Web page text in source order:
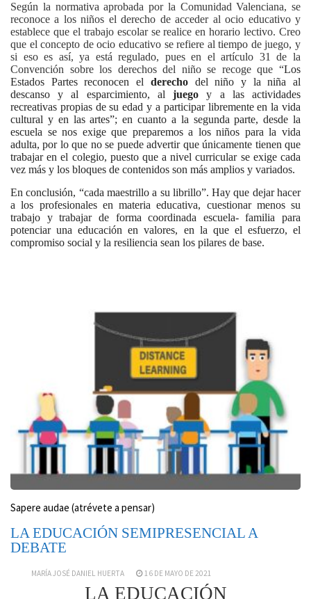
Según la normativa aprobada por la Comunidad Valenciana, se
reconoce a los niños el derecho de acceder al ocio educativo y
establece que el trabajo escolar se realice en horario lectivo. Creo
que el concepto de ocio educativo se refiere al tiempo de juego, y
si eso es así, ya está regulado, pues en el artículo 31 de la
Convención sobre los derechos del niño se recoge que “Los
Estados Partes reconocen el derechodel niño y la niña al
descanso y al esparcimiento, aljuego y a las actividades
recreativas propias de su edad y a participar libremente en la vida
cultural y en las artes”; en cuanto a la segunda parte, desde la
escuela se nos exige que preparemos a los niños para la vida
adulta, por lo que no se puede advertir que únicamente tienen que
trabajar en el colegio, puesto que a nivel curricular se exige cada
vez más y los bloques de contenidos son más amplios y variados.
En conclusión, “cada maestrillo a su librillo”. Hay que dejar hacer
a los profesionales en materia educativa, cuestionar menos su
trabajo y trabajar de forma coordinada escuela- familia para
potenciar una educación en valores, en la que el esfuerzo, el
compromiso social y la resiliencia sean los pilares de base.
Sapere audae (atrévete a pensar)
LA EDUCACIÓN SEMIPRESENCIAL A
DEBATE
MARÍA JOSÉ DANIEL HUERTA 16 DE MAYO DE 2021
LA EDUCACIÓN